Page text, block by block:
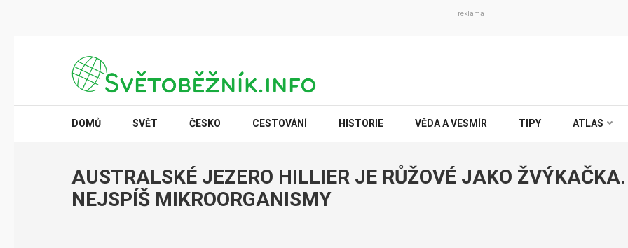
reklama
SVĚTOBĚŽNÍK.INFO
DOMŮ SVĚT ČESKO CESTOVÁNÍ HISTORIE VĚDA A VESMÍR TIPY ATLAS
AUSTRALSKÉ JEZERO HILLIER JE RŮŽOVÉ JAKO
NEJSPÍŠ MIKROORGANISMY